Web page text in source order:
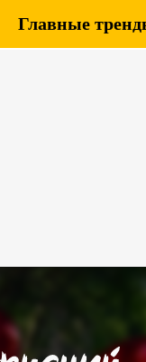
Главные